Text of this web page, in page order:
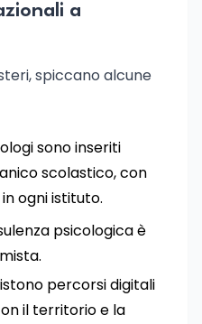
a
spiccano alcune
sono inseriti
scolastico, con
ogni istituto.
psicologica è
percorsi digitali
il territorio e la